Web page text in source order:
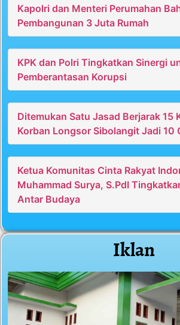
Kapolri dan Menteri Perumahan
Pembangunan 3 Juta Rumah
KPK dan Polri Tingkatkan Sinergi
Pemberantasan Korupsi
Ditemukan Satu Jasad Berjarak 15
Korban Longsor Sibolangit Jadi 10
Ketua Komunitas Cinta Rakyat
Muhammad Surya, S.PdI
Antar Budaya
Iklan